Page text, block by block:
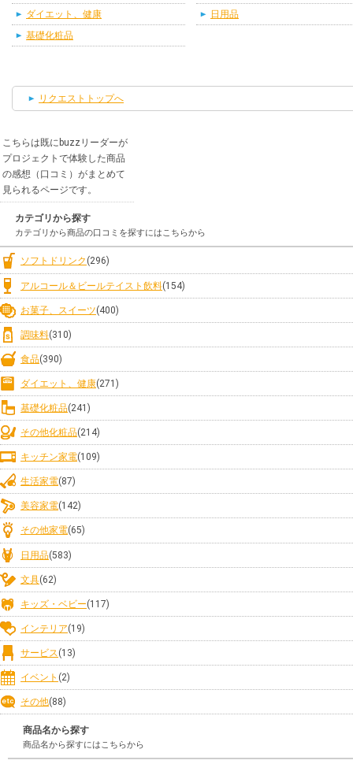
ダイエット、健康
基礎化粧品
日用品
リクエストトップへ
こちらは既にbuzzリーダーが
プロジェクトで体験した商品
の感想（口コミ）がまとめて
見られるページです。
カテゴリから探す
カテゴリから商品の口コミを探すにはこちらから
ソフトドリンク (296)
アルコール＆ビールテイスト飲料(154)
お菓子、スイーツ(400)
調味料(310)
食品(390)
ダイエット、健康(271)
基礎化粧品(241)
その他化粧品(214)
キッチン家電(109)
生活家電(87)
美容家電(142)
その他家電(65)
日用品(583)
文具(62)
キッズ・ベビー(117)
インテリア(19)
サービス(13)
イベント (2)
その他(88)
商品名から探す
商品名から探すにはこちらから